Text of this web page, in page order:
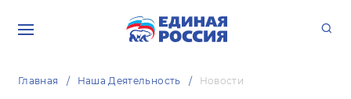
Главная Наша Деятельность Новости